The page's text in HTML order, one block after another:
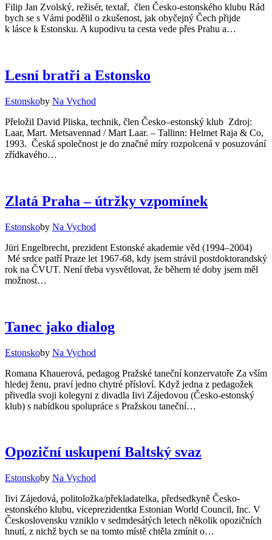
Filip Jan Zvolský, režisér, textař, člen Česko-estonského klubu Rád
bych se s Vámi podělil o zkušenost, jak obyčejný Čech přijde
k lásce k Estonsku. A kupodivu ta cesta vede přes Prahu a…
Lesní bratři a Estonsko
Estonskoby Na Vychod
Přeložil David Pliska, technik, člen Česko–estonský klub Zdroj:
Laar, Mart. Metsavennad / Mart Laar. – Tallinn: Helmet Raja & Co,
1993. Česká společnost je do značné míry rozpolcená v posuzování
zřídkavého…
Zlatá Praha – útržky vzpomínek
Estonskoby Na Vychod
Jüri Engelbrecht, prezident Estonské akademie věd (1994–2004)
Mé srdce patří Praze let 1967-68, kdy jsem strávil postdoktorandský
rok na ČVUT. Není třeba vysvětlovat, že během té doby jsem měl
možnost…
Tanec jako dialog
Estonskoby Na Vychod
Romana Khauerová, pedagog Pražské taneční konzervatoře Za vším
hledej ženu, praví jedno chytré přísloví. Když jedna z pedagožek
přivedla svoji kolegyni z divadla Iivi Zájedovou (Česko-estonský
klub) s nabídkou spolupráce s Pražskou taneční…
Opoziční uskupení Baltský svaz
Estonskoby Na Vychod
Iivi Zájedová, politoložka/překladatelka, předsedkyně Česko-
estonského klubu, viceprezidentka Estonian World Council, Inc. V
Československu vzniklo v sedmdesátých letech několik opozičních
hnutí, z nichž bych se na tomto místě chtěla zmínit o…